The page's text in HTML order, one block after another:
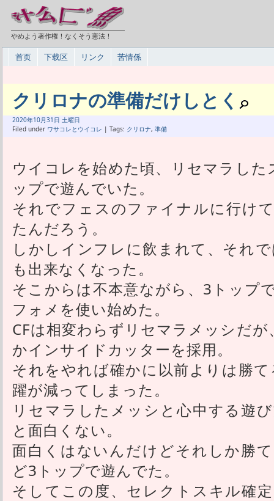
やめよう著作権！なくそう憲法！
首页 下载区 リンク 苦情係
クリロナの準備だけしとく
2020年10月31日 土曜日
Filed under ワサコレとウイコレ | Tags: クリロナ, 準備
ウイコレを始めた頃、リセマラし
ップで遊んでいた。
それでフェスのファイナルに行け
たんだろう。
しかしインフレに飲まれて、それ
も出来なくなった。
そこからは不本意ながら、3トップ
フォメを使い始めた。
CFは相変わらずリセマラメッシだ
かインサイドカッターを採用。
それをやれば確かに以前よりは勝
躍が減ってしまった。
リセマラしたメッシと心中する遊
と面白くない。
面白くはないんだけどそれしか勝
ど3トップで遊んでた。
そしてこの度、セレクトスキル確